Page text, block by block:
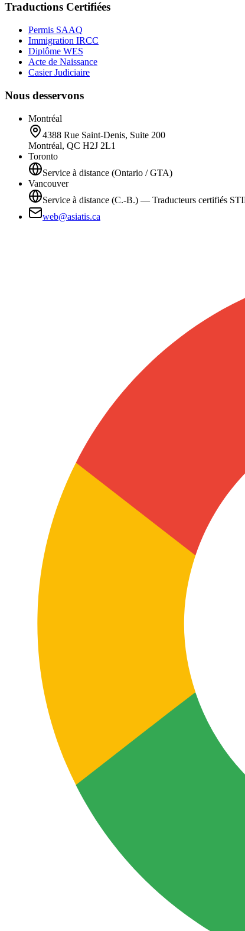
Traductions Certifiées
Permis SAAQ
Immigration IRCC
Diplôme WES
Acte de Naissance
Casier Judiciaire
Nous desservons
Montréal
4388 Rue Saint-Denis, Suite 200
Montréal, QC H2J 2L1
Toronto
Service à distance (Ontario / GTA)
Vancouver
Service à distance (C.-B.) — Traducteurs certifiés
web@asiatis.ca